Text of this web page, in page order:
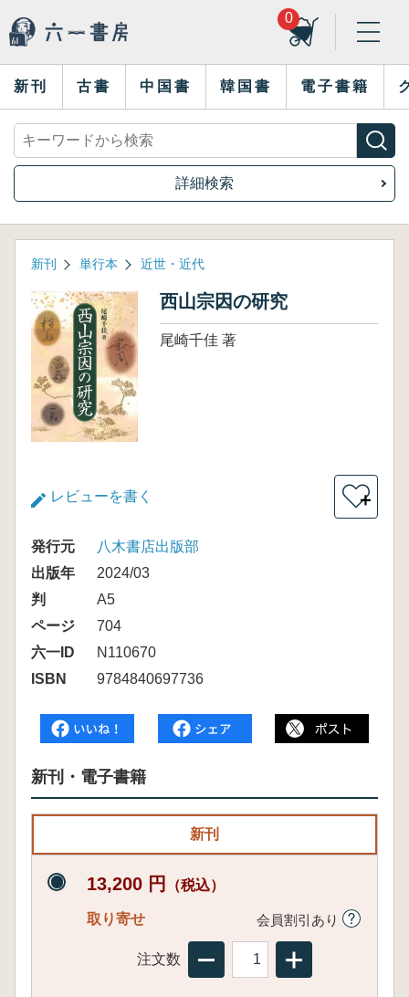
0
新刊 古書 中国書 韓国書 電子書籍
詳細検索
新刊 単行本 近世・近代
西山宗因の研究
尾崎千佳 著
レビューを書く ＋
発行元
八木書店出版部
出版年
2024/03
判
A5
ページ
704
六一ID
N110670
ISBN
9784840697736
新刊・電子書籍
新刊
13,200 円 （税込）
取り寄せ 会員割引あり
注文数